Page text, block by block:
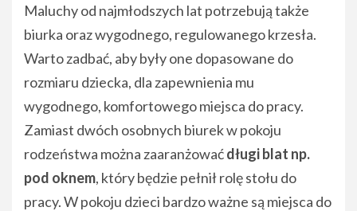
Maluchy od najmłodszych lat potrzebują także
biurka oraz wygodnego, regulowanego krzesła.
Warto zadbać, aby były one dopasowane do
rozmiaru dziecka, dla zapewnienia mu
wygodnego, komfortowego miejsca do pracy.
Zamiast dwóch osobnych biurek w pokoju
rodzeństwa można zaaranżowaćdługi blat np.
pod oknem, który będzie pełnił rolę stołu do
pracy. W pokoju dzieci bardzo ważne są miejsca do